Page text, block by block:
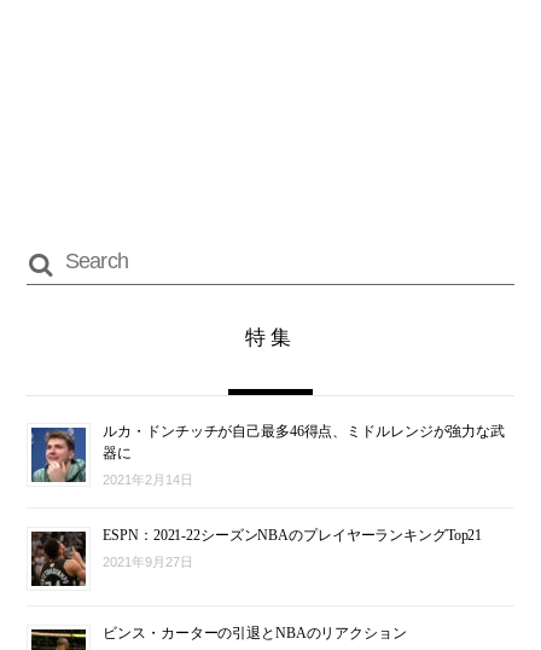
特集
ルカ・ドンチッチが自己最多46得点、ミドルレンジが強力な武
器に
2021年2月14日
ESPN：2021-22シーズンNBAのプレイヤーランキングTop21
2021年9月27日
ビンス・カーターの引退とNBAのリアクション